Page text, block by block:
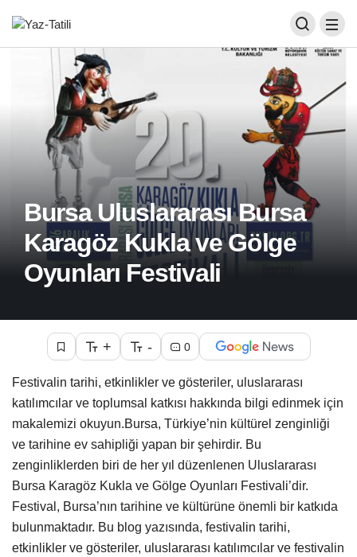
Bursa Uluslararası Bursa
Karagöz Kukla ve Gölge
Oyunları Festivali
+ - 0
Festivalin tarihi, etkinlikler ve gösteriler, uluslararası
katılımcılar ve toplumsal katkısı hakkında bilgi edinmek için
makalemizi okuyun.Bursa, Türkiye’nin kültürel zenginliği
ve tarihine ev sahipliği yapan bir şehirdir. Bu
zenginliklerden biri de her yıl düzenlenen Uluslararası
Bursa Karagöz Kukla ve Gölge Oyunları Festivali’dir.
Festival, Bursa’nın tarihine ve kültürüne önemli bir katkıda
bulunmaktadır. Bu blog yazısında, festivalin tarihi,
etkinlikler ve gösteriler, uluslararası katılımcılar ve festivalin